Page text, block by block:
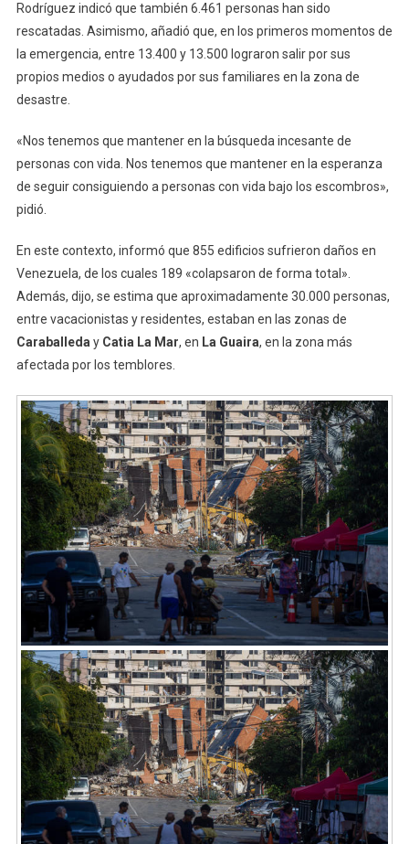
Rodríguez indicó que también 6.461 personas han sido
rescatadas. Asimismo, añadió que, en los primeros momentos de
la emergencia, entre 13.400 y 13.500 lograron salir por sus
propios medios o ayudados por sus familiares en la zona de
desastre.
«Nos tenemos que mantener en la búsqueda incesante de
personas con vida. Nos tenemos que mantener en la esperanza
de seguir consiguiendo a personas con vida bajo los escombros»,
pidió.
En este contexto, informó que 855 edificios sufrieron daños en
Venezuela, de los cuales 189 «colapsaron de forma total».
Además, dijo, se estima que aproximadamente 30.000 personas,
entre vacacionistas y residentes, estaban en las zonas de
CaraballedayCatia La Mar, en La Guaira, en la zona más
afectada por los temblores.